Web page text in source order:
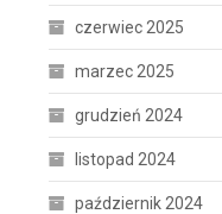
czerwiec 2025
marzec 2025
grudzień 2024
listopad 2024
październik 2024